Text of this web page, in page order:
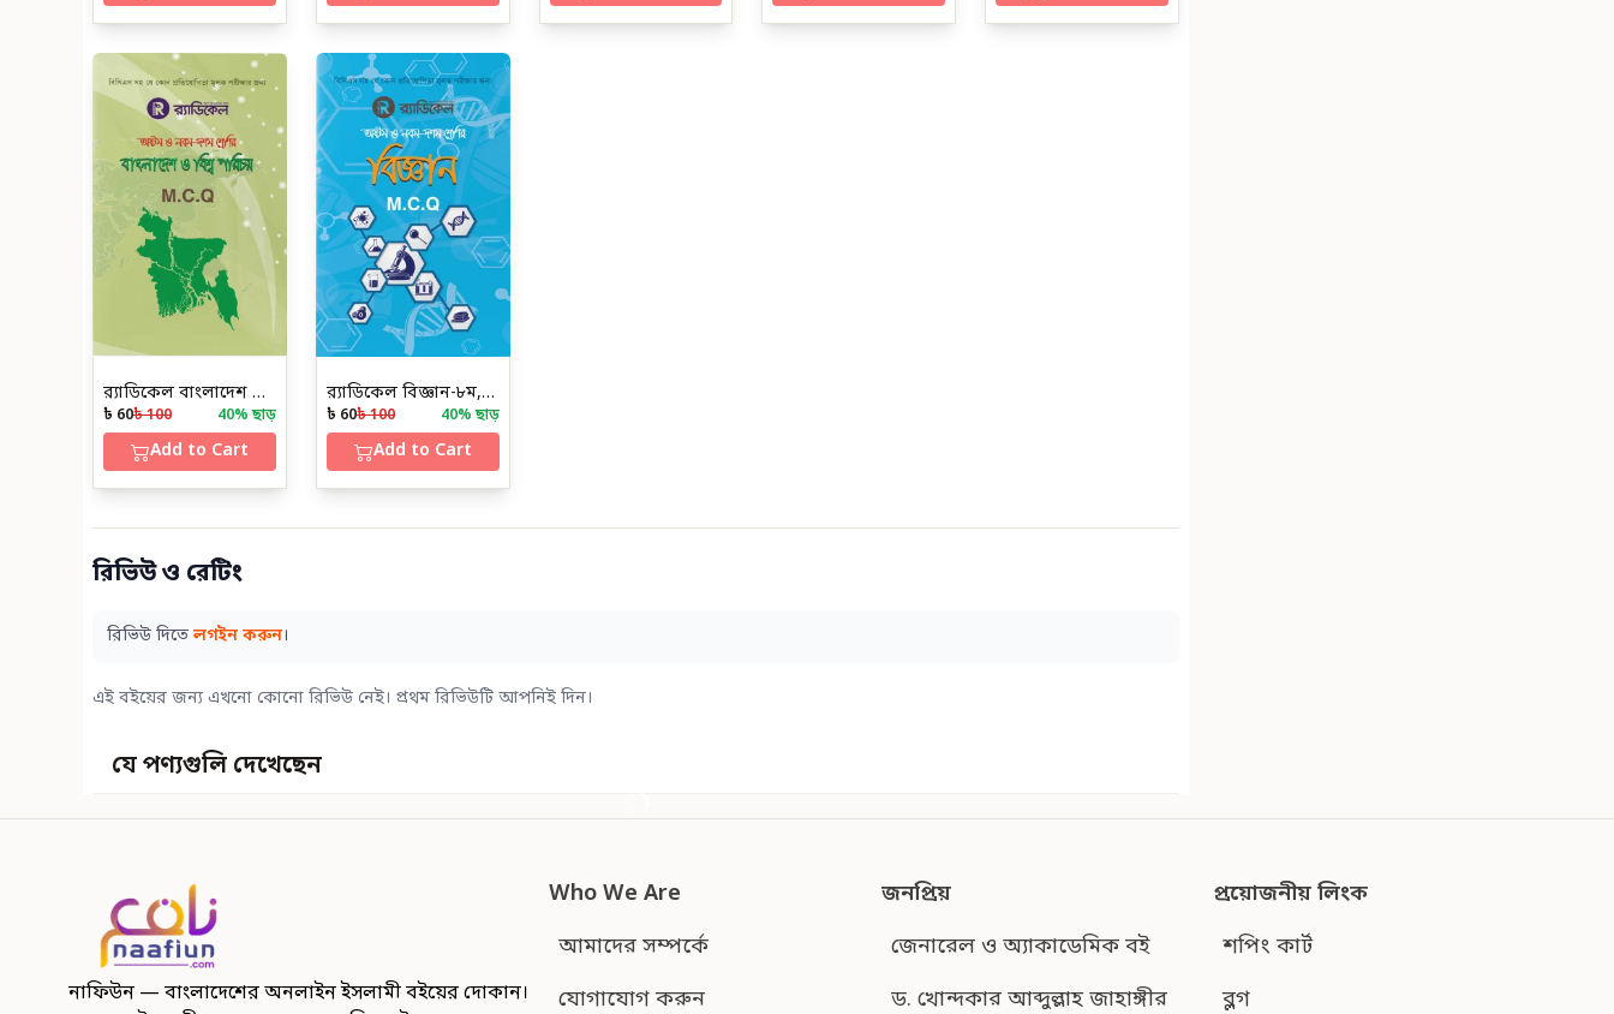
র‌্যাডিকেল বাংলাদেশ ও বিশ্ব পরিচয় -৮ম, ৯ম ও ১০ম শ্রেণির জন্য (এমসিকিউ)
৳ 60৳ 100 40% ছাড়
Add to Cart
র‌্যাডিকেল বিজ্ঞান-৮ম, ৯ম ও ১০ম শ্রেণির জন্য (এমসিকিউ)
৳ 60৳ 100 40% ছাড়
Add to Cart
রিভিউ ও রেটিং
রিভিউ দিতে লগইন করুন।
এই বইয়ের জন্য এখনো কোনো রিভিউ নেই। প্রথম রিভিউটি আপনিই দিন।
যে পণ্যগুলি দেখেছেন
নাফিউন — বাংলাদেশের অনলাইন ইসলামী বইয়ের দোকান।
Who We Are
আমাদের সম্পর্কে
যোগাযোগ করুন
জনপ্রিয়
জেনারেল ও অ্যাকাডেমিক বই
ড. খোন্দকার আব্দুল্লাহ জাহাঙ্গীর
প্রয়োজনীয় লিংক
শপিং কার্ট
ব্লগ